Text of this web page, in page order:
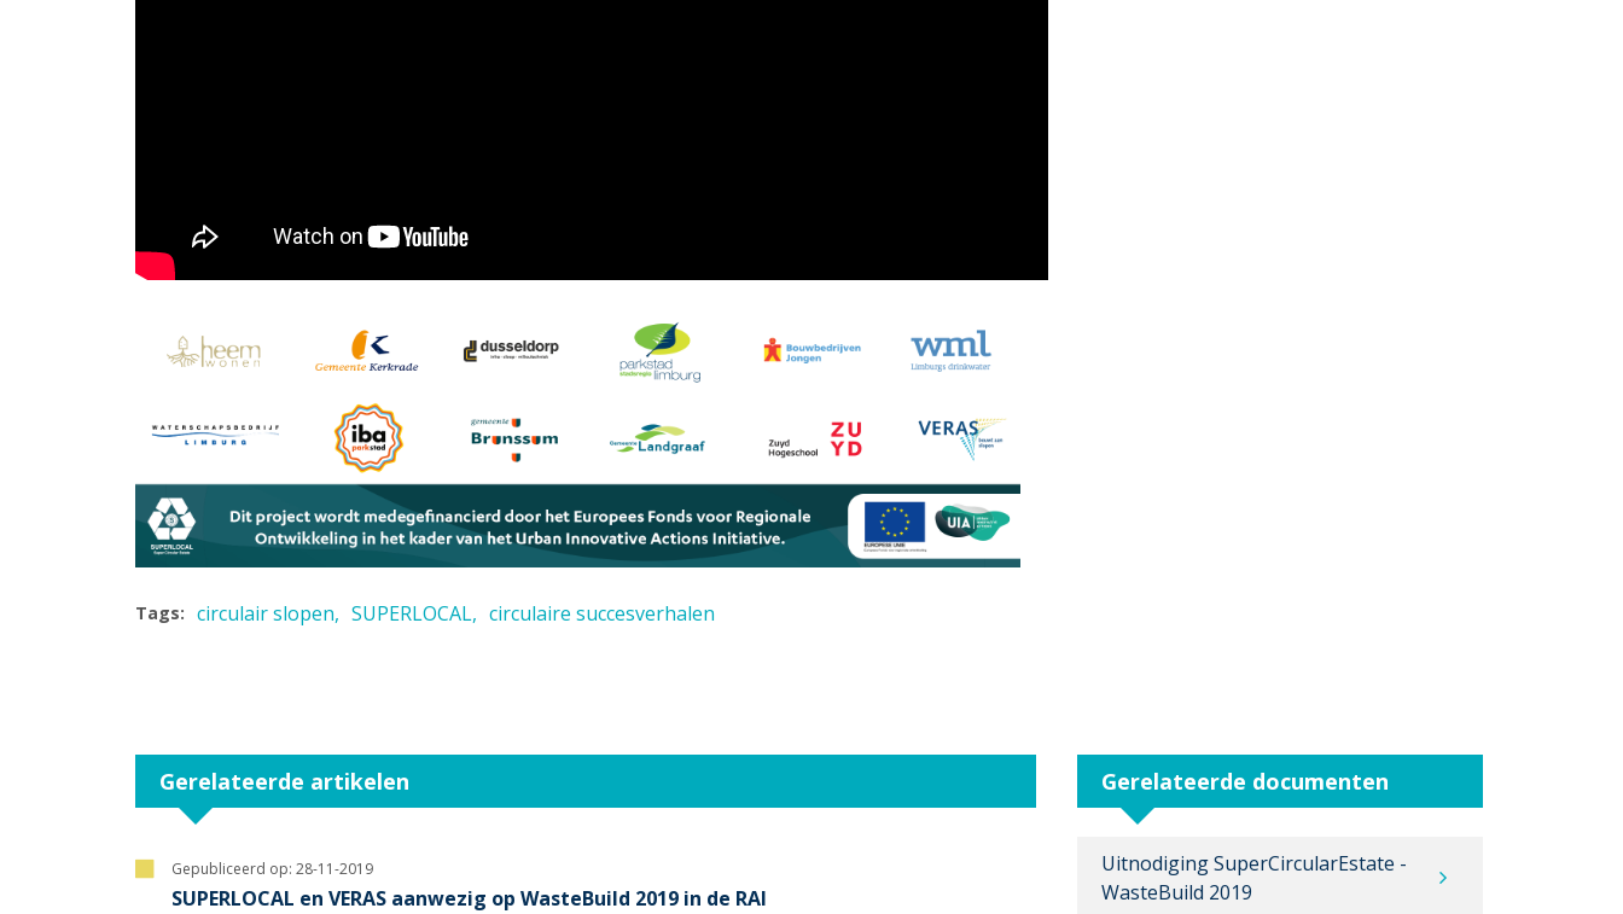
Tags: circulair slopen SUPERLOCAL circulaire succesverhalen
Gerelateerde artikelen
Gepubliceerd op: 28-11-2019
SUPERLOCAL en VERAS aanwezig op WasteBuild 2019 in de RAI
Gerelateerde documenten
Uitnodiging SuperCircularEstate -
WasteBuild 2019